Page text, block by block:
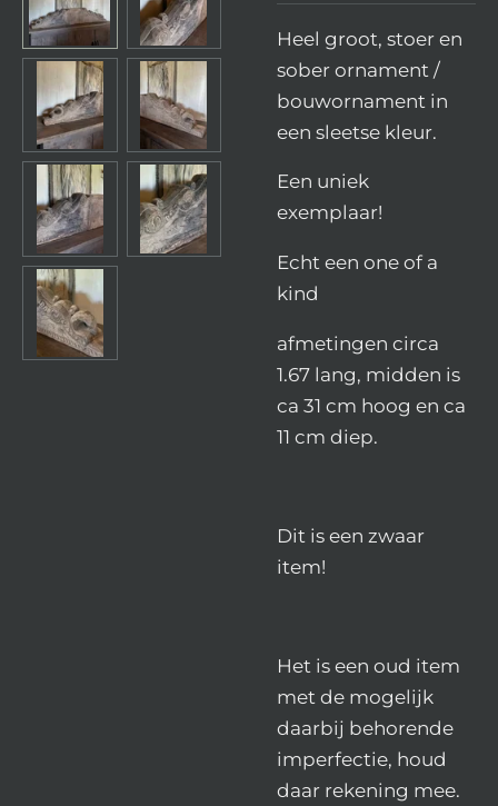
Heel groot, stoer en
sober ornament /
bouwornament in
een sleetse kleur.
Een uniek
exemplaar!
Echt een one of a
kind
afmetingen circa
1.67 lang, midden is
ca 31 cm hoog en ca
11 cm diep.
Dit is een zwaar
item!
Het is een oud item
met de mogelijk
daarbij behorende
imperfectie, houd
daar rekening mee.